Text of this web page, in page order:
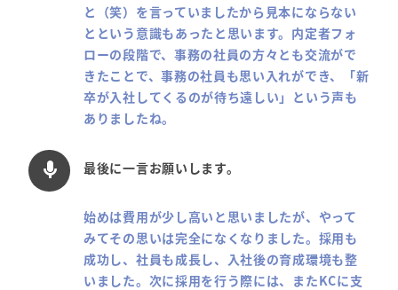
と（笑）を言っていましたから見本にならない
とという意識もあったと思います。内定者フォ
ローの段階で、事務の社員の方々とも交流がで
きたことで、事務の社員も思い入れができ、「新
卒が入社してくるのが待ち遠しい」という声も
ありましたね。
mic 最後に一言お願いします。
始めは費用が少し高いと思いましたが、やって
みてその思いは完全になくなりました。採用も
成功し、社員も成長し、入社後の育成環境も整
いました。次に採用を行う際には、またKCに支